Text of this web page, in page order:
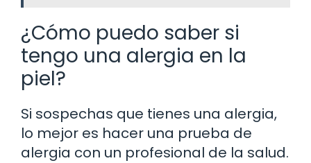
¿Cómo puedo saber si
tengo una alergia en la
piel?
Si sospechas que tienes una alergia,
lo mejor es hacer una prueba de
alergia con un profesional de la salud.